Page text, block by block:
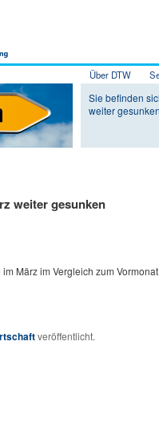
Zum Inhalt
Zum
Über DTW
Sie befinden
weiter
weiter gesunken
März im Vergleich zum
veröffentlicht.